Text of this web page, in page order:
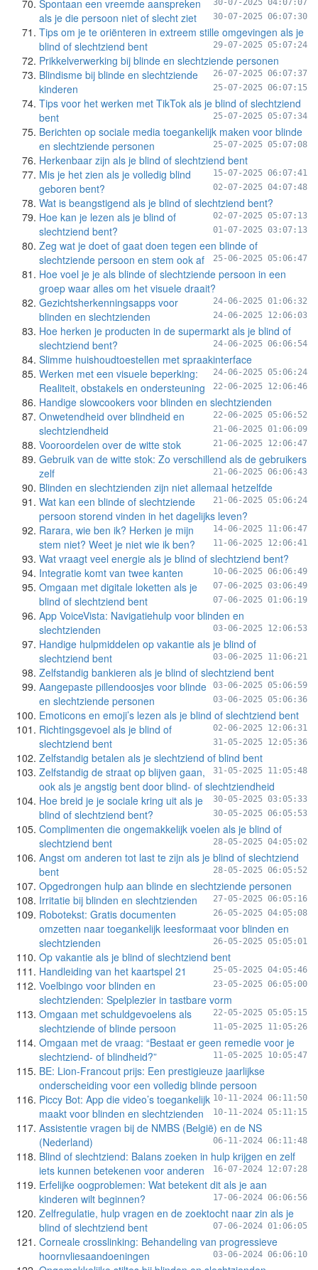
30-07-2025 04:07:07
Spontaan een vreemde aanspreken
als je die persoon niet of slecht ziet
30-07-2025 06:07:30
Tips om je te oriënteren in extreem stille omgevingen als je
blind of slechtziend bent
29-07-2025 05:07:24
Prikkelverwerking bij blinde en slechtziende personen
26-07-2025 06:07:37
Blindisme bij blinde en slechtziende
kinderen
25-07-2025 06:07:15
Tips voor het werken met TikTok als je blind of slechtziend
bent
25-07-2025 05:07:34
Berichten op sociale media toegankelijk maken voor blinde
en slechtziende personen
25-07-2025 05:07:08
Herkenbaar zijn als je blind of slechtziend bent
15-07-2025 06:07:41
Mis je het zien als je volledig blind
geboren bent?
02-07-2025 04:07:48
Wat is beangstigend als je blind of slechtziend bent?
02-07-2025 05:07:13
Hoe kan je lezen als je blind of
slechtziend bent?
01-07-2025 03:07:13
Zeg wat je doet of gaat doen tegen een blinde of
slechtziende persoon en stem ook af
25-06-2025 05:06:47
Hoe voel je je als blinde of slechtziende persoon in een
groep waar alles om het visuele draait?
24-06-2025 01:06:32
Gezichtsherkenningsapps voor
blinden en slechtzienden
24-06-2025 12:06:03
Hoe herken je producten in de supermarkt als je blind of
slechtziend bent?
24-06-2025 06:06:54
Slimme huishoudtoestellen met spraakinterface
24-06-2025 05:06:24
Werken met een visuele beperking:
Realiteit, obstakels en ondersteuning
22-06-2025 12:06:46
Handige slowcookers voor blinden en slechtzienden
22-06-2025 05:06:52
Onwetendheid over blindheid en
slechtziendheid
21-06-2025 01:06:09
Vooroordelen over de witte stok 21-06-2025 12:06:47
Gebruik van de witte stok: Zo verschillend als de gebruikers
zelf
21-06-2025 06:06:43
Blinden en slechtzienden zijn niet allemaal hetzelfde
21-06-2025 05:06:24
Wat kan een blinde of slechtziende
persoon storend vinden in het dagelijks leven?
14-06-2025 11:06:47
Rarara, wie ben ik? Herken je mijn
stem niet? Weet je niet wie ik ben?
11-06-2025 12:06:41
Wat vraagt veel energie als je blind of slechtziend bent?
10-06-2025 06:06:49
Integratie komt van twee kanten
07-06-2025 03:06:49
Omgaan met digitale loketten als je
blind of slechtziend bent
07-06-2025 01:06:19
App VoiceVista: Navigatiehulp voor blinden en
slechtzienden
03-06-2025 12:06:53
Handige hulpmiddelen op vakantie als je blind of
slechtziend bent
03-06-2025 11:06:21
Zelfstandig bankieren als je blind of slechtziend bent
03-06-2025 05:06:59
Aangepaste pillendoosjes voor blinde
en slechtziende personen
03-06-2025 05:06:36
Emoticons en emoji’s lezen als je blind of slechtziend bent
02-06-2025 12:06:31
Richtingsgevoel als je blind of
slechtziend bent
31-05-2025 12:05:36
Zelfstandig betalen als je slechtziend of blind bent
31-05-2025 11:05:48
Zelfstandig de straat op blijven gaan,
ook als je angstig bent door blind- of slechtziendheid
30-05-2025 03:05:33
Hoe breid je je sociale kring uit als je
blind of slechtziend bent?
30-05-2025 06:05:53
Complimenten die ongemakkelijk voelen als je blind of
slechtziend bent
28-05-2025 04:05:02
Angst om anderen tot last te zijn als je blind of slechtziend
bent
28-05-2025 06:05:52
Opgedrongen hulp aan blinde en slechtziende personen
27-05-2025 06:05:16
Irritatie bij blinden en slechtzienden
26-05-2025 04:05:08
Robotekst: Gratis documenten
omzetten naar toegankelijk leesformaat voor blinden en
slechtzienden
26-05-2025 05:05:01
Op vakantie als je blind of slechtziend bent
25-05-2025 04:05:46
Handleiding van het kaartspel 21
23-05-2025 06:05:00
Voelbingo voor blinden en
slechtzienden: Spelplezier in tastbare vorm
22-05-2025 05:05:15
Omgaan met schuldgevoelens als
slechtziende of blinde persoon
11-05-2025 11:05:26
Omgaan met de vraag: “Bestaat er geen remedie voor je
slechtziend- of blindheid?”
11-05-2025 10:05:47
BE: Lion-Francout prijs: Een prestigieuze jaarlijkse
onderscheiding voor een volledig blinde persoon
10-11-2024 06:11:50
Piccy Bot: App die video’s toegankelijk
maakt voor blinden en slechtzienden
10-11-2024 05:11:15
Assistentie vragen bij de NMBS (België) en de NS
(Nederland)
06-11-2024 06:11:48
Blind of slechtziend: Balans zoeken in hulp krijgen en zelf
iets kunnen betekenen voor anderen
16-07-2024 12:07:28
Erfelijke oogproblemen: Wat betekent dit als je aan
kinderen wilt beginnen?
17-06-2024 06:06:56
Zelfregulatie, hulp vragen en de zoektocht naar zin als je
blind of slechtziend bent
07-06-2024 01:06:05
Corneale crosslinking: Behandeling van progressieve
hoornvliesaandoeningen
03-06-2024 06:06:10